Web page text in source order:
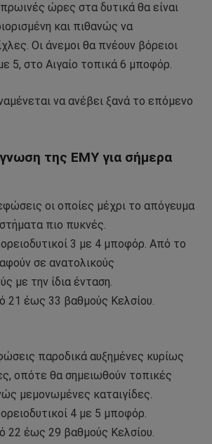
ώρες στα δυτικά θα είναι
και πιθανώς να
Οι άνεμοι θα πνέουν βόρειοι
5, στο Αιγαίο τοπικά 6 μποφόρ.
να ανέβει ξανά το επόμενο
της ΕΜΥ για σήμερα
οι οποίες μέχρι το απόγευμα
πιο πυκνές.
3 με 4 μποφόρ. Από το
σε ανατολικούς
με την ίδια ένταση.
21 έως 33 βαθμούς Κελσίου.
παροδικά αυξημένες κυρίως
οπότε θα σημειωθούν τοπικές
μεμονωμένες καταιγίδες.
4 με 5 μποφόρ.
22 έως 29 βαθμούς Κελσίου.